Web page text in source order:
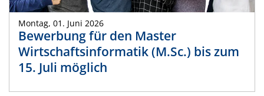
Montag, 01. Juni 2026
Bewerbung für den Master
Wirtschaftsinformatik (M.Sc.) bis zum
15. Juli möglich